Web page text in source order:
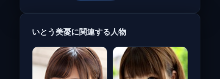
いとう美憂に関連する人物